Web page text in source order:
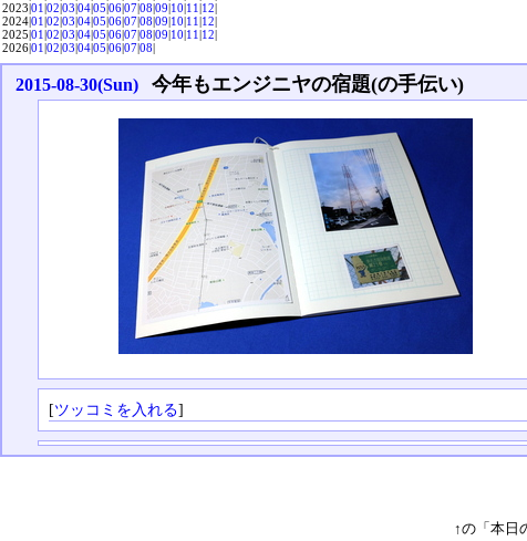
2023|01|02|03|04|05|06|07|08|09|10|11|12|
2024|01|02|03|04|05|06|07|08|09|10|11|12|
2025|01|02|03|04|05|06|07|08|09|10|11|12|
2026|01|02|03|04|05|06|07|08|
2015-08-30(Sun) 今年もエンジニヤの宿題(の手伝い)
[ツッコミを入れる]
↑の「本日